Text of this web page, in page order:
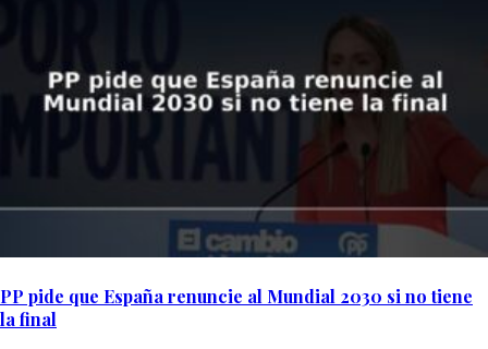
PP pide que España renuncie al Mundial 2030 si no tiene
la final